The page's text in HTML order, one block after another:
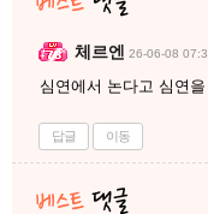
체르엔 26-06-08
심연에서 논다고 심연
답글 이동